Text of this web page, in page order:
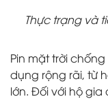
Thực trạng và
Pin mặt trời
dụng rộng rãi, từ
lớn. Đối với hộ gia